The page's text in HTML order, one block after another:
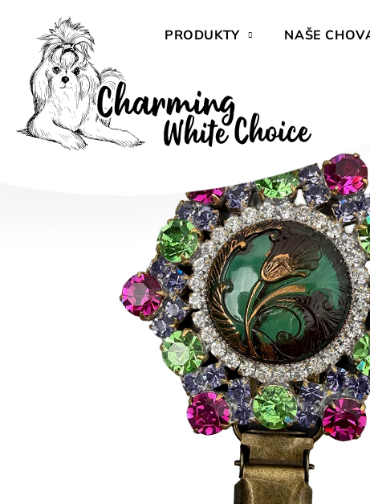
obsah
PRODUKTY NAŠE